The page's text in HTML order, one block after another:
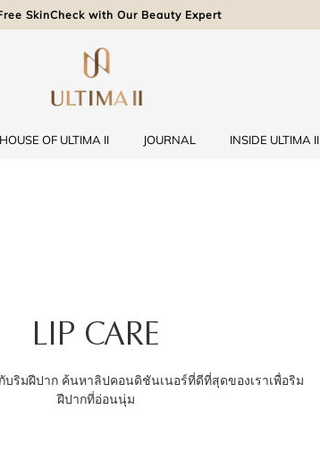
SkinCheck with Our Beauty Expert
HOUSE OF ULTIMA II JOURNAL INSIDE ULTIMA II
LIP CARE
ริมฝีปาก ค้นหาลิปคอนดิชันเนอร์ที่ดีที่สุดของเราเพื่อริม
ฝีปากที่อ่อนนุ่ม